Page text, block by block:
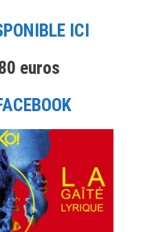
ICI
euros